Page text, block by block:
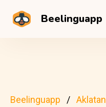
Beelinguapp
Beelinguapp Aklatan